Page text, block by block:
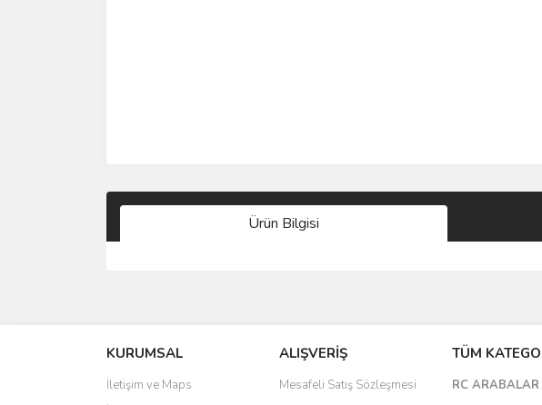
Ürün Bilgisi
KURUMSAL
İletişim ve Maps
ALIŞVERİŞ
Mesafeli Satış Sözleşmesi
TÜM
RC ARABALAR